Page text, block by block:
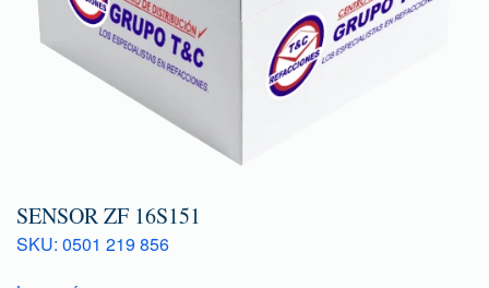
SENSOR ZF 16S151
SKU: 0501 219 856